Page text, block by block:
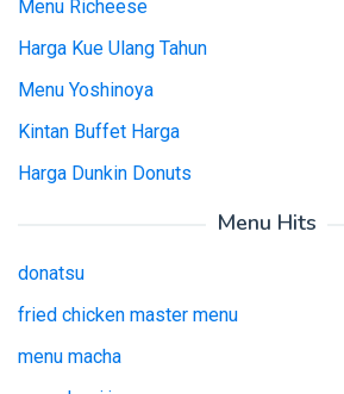
Menu Richeese
Harga Kue Ulang Tahun
Menu Yoshinoya
Kintan Buffet Harga
Harga Dunkin Donuts
Menu Hits
donatsu
fried chicken master menu
menu macha